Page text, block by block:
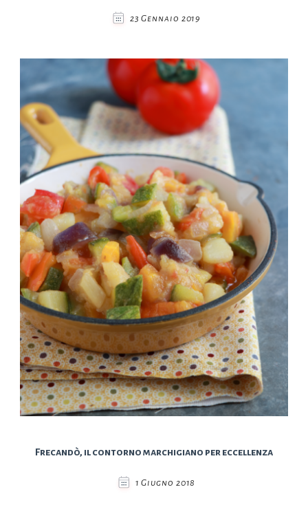
23 Gennaio 2019
Frecandò, il contorno marchigiano per eccellenza
1 Giugno 2018